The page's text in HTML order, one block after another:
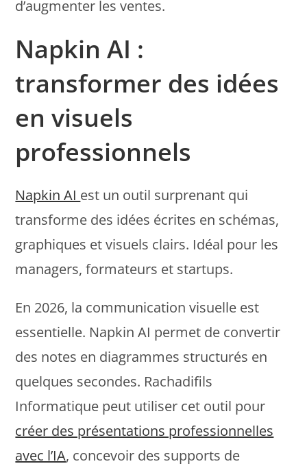
d’augmenter les ventes.
Napkin AI :
transformer des idées
en visuels
professionnels
Napkin AI est un outil surprenant qui
transforme des idées écrites en schémas,
graphiques et visuels clairs. Idéal pour les
managers, formateurs et startups.
En 2026, la communication visuelle est
essentielle. Napkin AI permet de convertir
des notes en diagrammes structurés en
quelques secondes. Rachadifils
Informatique peut utiliser cet outil pour
créer des présentations professionnelles
avec l’IA, concevoir des supports de